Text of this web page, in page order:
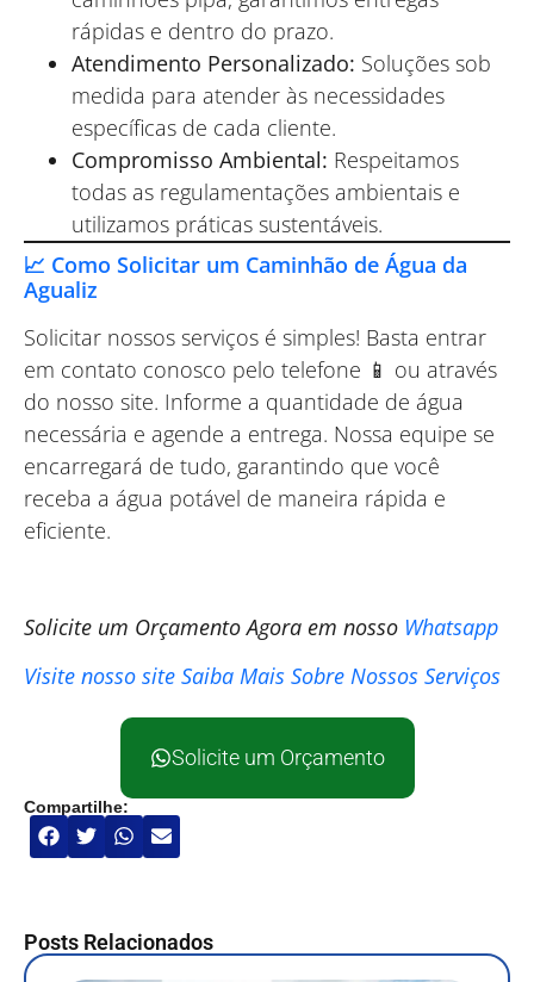
rápidas e dentro do prazo.
Atendimento Personalizado: Soluções sob
medida para atender às necessidades
específicas de cada cliente.
Compromisso Ambiental: Respeitamos
todas as regulamentações ambientais e
utilizamos práticas sustentáveis.
📈 Como Solicitar um Caminhão de Água da
Agualiz
Solicitar nossos serviços é simples! Basta entrar
em contato conosco pelo telefone 📱 ou através
do nosso site. Informe a quantidade de água
necessária e agende a entrega. Nossa equipe se
encarregará de tudo, garantindo que você
receba a água potável de maneira rápida e
eficiente.
Solicite um Orçamento Agora em nosso Whatsapp
Visite nosso site Saiba Mais Sobre Nossos Serviços
Solicite um Orçamento
Compartilhe:
Posts Relacionados